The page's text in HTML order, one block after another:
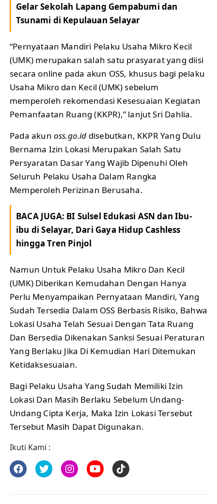
Gelar Sekolah Lapang Gempabumi dan
Tsunami di Kepulauan Selayar
“Pernyataan Mandiri Pelaku Usaha Mikro Kecil
(UMK) merupakan salah satu prasyarat yang diisi
secara online pada akun OSS, khusus bagi pelaku
Usaha Mikro dan Kecil (UMK) sebelum
memperoleh rekomendasi Kesesuaian Kegiatan
Pemanfaatan Ruang (KKPR),” lanjut Sri Dahlia.
Pada akun oss.go.id disebutkan, KKPR Yang Dulu
Bernama Izin Lokasi Merupakan Salah Satu
Persyaratan Dasar Yang Wajib Dipenuhi Oleh
Seluruh Pelaku Usaha Dalam Rangka
Memperoleh Perizinan Berusaha.
BACA JUGA: BI Sulsel Edukasi ASN dan Ibu-
ibu di Selayar, Dari Gaya Hidup Cashless
hingga Tren Pinjol
Namun Untuk Pelaku Usaha Mikro Dan Kecil
(UMK) Diberikan Kemudahan Dengan Hanya
Perlu Menyampaikan Pernyataan Mandiri, Yang
Sudah Tersedia Dalam OSS Berbasis Risiko, Bahwa
Lokasi Usaha Telah Sesuai Dengan Tata Ruang
Dan Bersedia Dikenakan Sanksi Sesuai Peraturan
Yang Berlaku Jika Di Kemudian Hari Ditemukan
Ketidaksesuaian.
Bagi Pelaku Usaha Yang Sudah Memiliki Izin
Lokasi Dan Masih Berlaku Sebelum Undang-
Undang Cipta Kerja, Maka Izin Lokasi Tersebut
Tersebut Masih Dapat Digunakan.
Ikuti Kami :